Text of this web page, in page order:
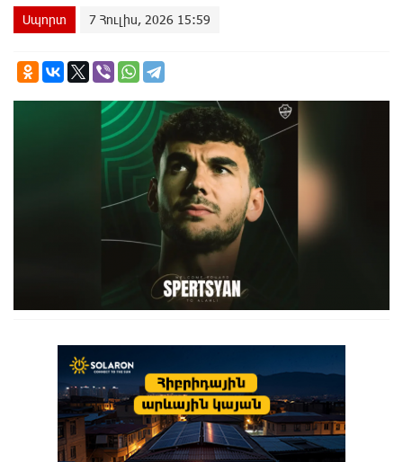
Սպորտ 7 Հուլիս, 2026 15:59